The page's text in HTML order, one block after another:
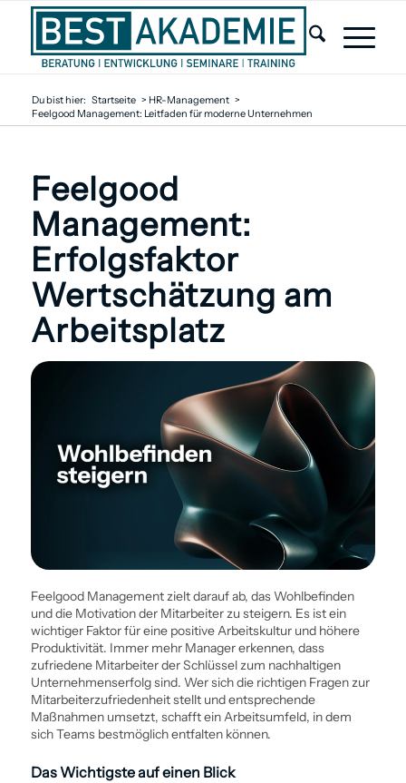
Du bist hier: Startseite > HR-Management >
Feelgood Management: Leitfaden für moderne Unternehmen
Feelgood
Management:
Erfolgsfaktor
Wertschätzung am
Arbeitsplatz
Feelgood Management zielt darauf ab, das Wohlbefinden
und die Motivation der Mitarbeiter zu steigern. Es ist ein
wichtiger Faktor für eine positive Arbeitskultur und höhere
Produktivität. Immer mehr Manager erkennen, dass
zufriedene Mitarbeiter der Schlüssel zum nachhaltigen
Unternehmenserfolg sind. Wer sich die richtigen Fragen zur
Mitarbeiterzufriedenheit stellt und entsprechende
Maßnahmen umsetzt, schafft ein Arbeitsumfeld, in dem
sich Teams bestmöglich entfalten können.
Das Wichtigste auf einen Blick